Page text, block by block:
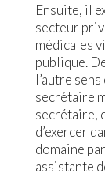
Ensuite, il
secteur
médicales
publique.
l’autre
secrétaire
secrétaire,
d’exercer
domaine
assistante